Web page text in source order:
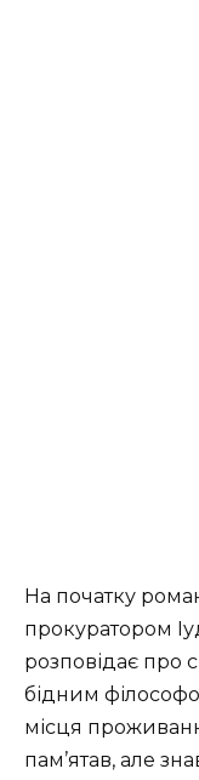
На початку
прокуратором
розповідає про
бідним
місця
пам’ятав, але